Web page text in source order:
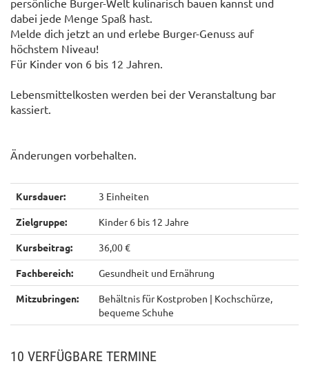
persönliche Burger-Welt kulinarisch bauen kannst und
dabei jede Menge Spaß hast.
Melde dich jetzt an und erlebe Burger-Genuss auf
höchstem Niveau!
Für Kinder von 6 bis 12 Jahren.
Lebensmittelkosten werden bei der Veranstaltung bar
kassiert.
Änderungen vorbehalten.
Kursdauer: 3 Einheiten
Zielgruppe: Kinder 6 bis 12 Jahre
Kursbeitrag: 36,00 €
Fachbereich: Gesundheit und Ernährung
Mitzubringen:
Behältnis für Kostproben | Kochschürze,
bequeme Schuhe
10 VERFÜGBARE TERMINE